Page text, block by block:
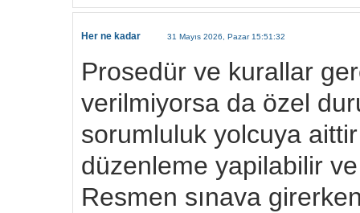
Her ne kadar 31 Mayıs 2026, Pazar 15:51:32
Prosedür ve kurallar
verilmiyorsa da özel
sorumluluk yolcuya
düzenleme yapilabilir
Resmen sınava